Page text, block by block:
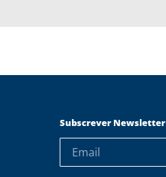
Subscrever Newsletter